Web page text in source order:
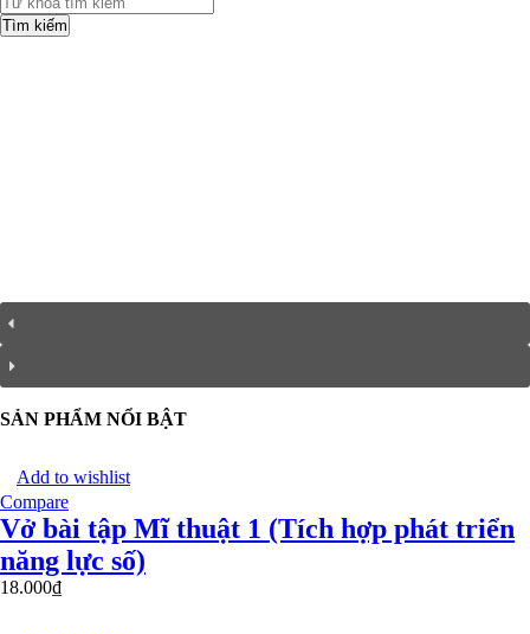
Tìm kiếm
SẢN PHẨM NỔI BẬT
Add to wishlist
Compare
Vở bài tập Mĩ thuật 1 (Tích hợp phát triển
năng lực số)
18.000₫